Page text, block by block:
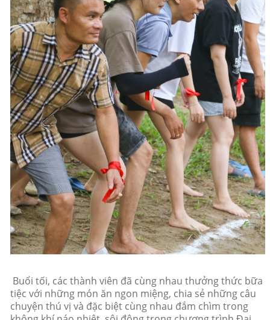
Buổi tối, các thành viên đã cùng nhau thưởng thức bữa
tiệc với những món ăn ngon miệng, chia sẻ những câu
chuyện thú vị và đặc biệt cùng nhau đắm chìm trong